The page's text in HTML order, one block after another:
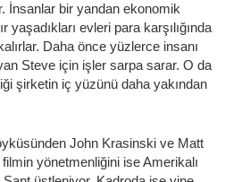
İnsanlar bir yandan ekonomik
yaşadıkları evleri para karşılığında
Daha önce yüzlerce insanı
Steve için işler sarpa sarar. O da
şirketin iç yüzünü daha yakından
John Krasinski ve Matt
yönetmenliğini ise Amerikalı